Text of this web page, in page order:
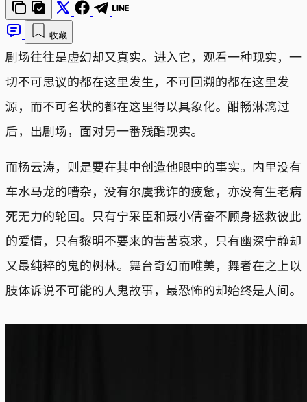
收藏
剧场往往是虚幻却又真实。进入它，观看一种现实，一
切不可思议的都在这里发生，不可回溯的都在这里发
源，而不可名状的都在这里得以具象化。酣畅淋漓过
后，出剧场，面对另一番残酷现实。
而杨云涛，则是要在其中创造他眼中的事实。内里没有
车水马龙的嘈杂，没有尔虞我诈的疲惫，亦没有生老病
死无力的轮回。只有宁采臣和聂小倩奋不顾身拯救彼此
的爱情，只有黎明不要来的苦苦哀求，只有幽深宁静却
又最纯粹的鬼的树林。舞台奇幻而唯美，舞者在之上以
肢体诉说不可能的人鬼故事，最恐怖的却始终是人间。